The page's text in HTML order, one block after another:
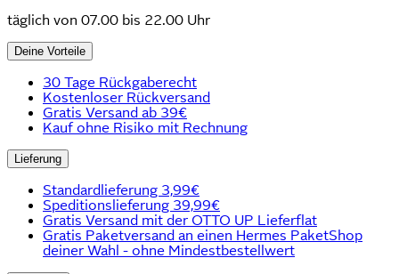
täglich von 07.00 bis 22.00 Uhr
Deine Vorteile
30 Tage Rückgaberecht
Kostenloser Rückversand
Gratis Versand ab 39€
Kauf ohne Risiko mit Rechnung
Lieferung
Standardlieferung 3,99€
Speditionslieferung 39,99€
Gratis Versand mit der OTTO UP Lieferflat
Gratis Paketversand an einen Hermes PaketShop
deiner Wahl - ohne Mindestbestellwert